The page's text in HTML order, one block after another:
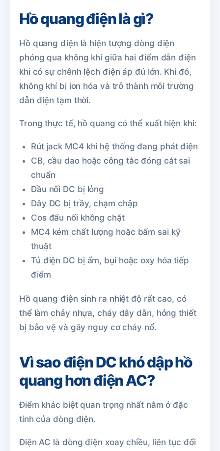
Hồ quang điện là gì?
Hồ quang điện là hiện tượng dòng điện
phóng qua không khí giữa hai điểm dẫn điện
khi có sự chênh lệch điện áp đủ lớn. Khi đó,
không khí bị ion hóa và trở thành môi trường
dẫn điện tạm thời.
Trong thực tế, hồ quang có thể xuất hiện khi:
Rút jack MC4 khi hệ thống đang phát điện
CB, cầu dao hoặc công tắc đóng cắt sai
chuẩn
Đầu nối DC bị lỏng
Dây DC bị trầy, chạm chập
Cos đấu nối không chặt
MC4 kém chất lượng hoặc bấm sai kỹ
thuật
Tủ điện DC bị ẩm, bụi hoặc oxy hóa tiếp
điểm
Hồ quang điện sinh ra nhiệt độ rất cao, có
thể làm chảy nhựa, cháy dây dẫn, hỏng thiết
bị bảo vệ và gây nguy cơ cháy nổ.
Vì sao điện DC khó dập hồ
quang hơn điện AC?
Điểm khác biệt quan trọng nhất nằm ở đặc
tính của dòng điện.
Điện AC là dòng điện xoay chiều, liên tục đổi